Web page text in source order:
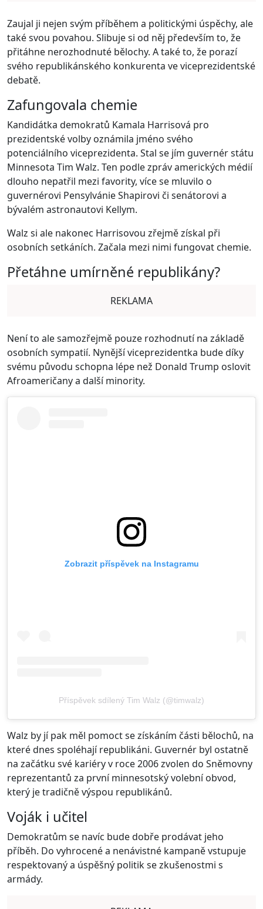
Zaujal ji nejen svým příběhem a politickými úspěchy, ale
také svou povahou. Slibuje si od něj především to, že
přitáhne nerozhodnuté bělochy. A také to, že porazí
svého republikánského konkurenta ve viceprezidentské
debatě.
Zafungovala chemie
Kandidátka demokratů Kamala Harrisová pro
prezidentské volby oznámila jméno svého
potenciálního viceprezidenta. Stal se jím guvernér státu
Minnesota Tim Walz. Ten podle zpráv amerických médií
dlouho nepatřil mezi favority, více se mluvilo o
guvernérovi Pensylvánie Shapirovi či senátorovi a
bývalém astronautovi Kellym.
Walz si ale nakonec Harrisovou zřejmě získal při
osobních setkáních. Začala mezi nimi fungovat chemie.
Přetáhne umírněné republikány?
REKLAMA
Není to ale samozřejmě pouze rozhodnutí na základě
osobních sympatií. Nynější viceprezidentka bude díky
svému původu schopna lépe než Donald Trump oslovit
Afroameričany a další minority.
Zobrazit příspěvek na Instagramu
Příspěvek sdílený Tim Walz (@timwalz)
Walz by jí pak měl pomoct se získáním části bělochů, na
které dnes spoléhají republikáni. Guvernér byl ostatně
na začátku své kariéry v roce 2006 zvolen do Sněmovny
reprezentantů za první minnesotský volební obvod,
který je tradičně výspou republikánů.
Voják i učitel
Demokratům se navíc bude dobře prodávat jeho
příběh. Do vyhrocené a nenávistné kampaně vstupuje
respektovaný a úspěšný politik se zkušenostmi s
armády.